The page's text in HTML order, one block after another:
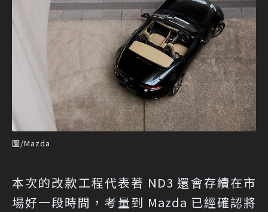
圖/Mazda
本次的改款工程代表著 ND3 還會存續在市
場好一段時間，考量到 Mazda 已經確認將